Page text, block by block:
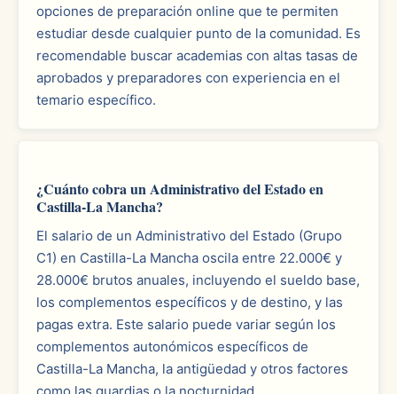
opciones de preparación online que te permiten
estudiar desde cualquier punto de la comunidad. Es
recomendable buscar academias con altas tasas de
aprobados y preparadores con experiencia en el
temario específico.
¿Cuánto cobra un Administrativo del Estado en
Castilla-La Mancha?
El salario de un Administrativo del Estado (Grupo
C1) en Castilla-La Mancha oscila entre 22.000€ y
28.000€ brutos anuales, incluyendo el sueldo base,
los complementos específicos y de destino, y las
pagas extra. Este salario puede variar según los
complementos autonómicos específicos de
Castilla-La Mancha, la antigüedad y otros factores